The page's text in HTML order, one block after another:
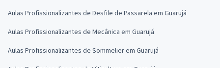
Aulas Profissionalizantes de Desfile de Passarela em Guarujá
Aulas Profissionalizantes de Mecânica em Guarujá
Aulas Profissionalizantes de Sommelier em Guarujá